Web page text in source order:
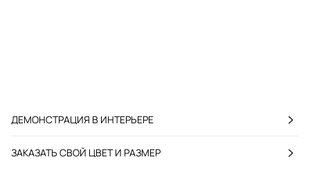
ДЕМОНСТРАЦИЯ В ИНТЕРЬЕРЕ
ЗАКАЗАТЬ СВОЙ ЦВЕТ И РАЗМЕР